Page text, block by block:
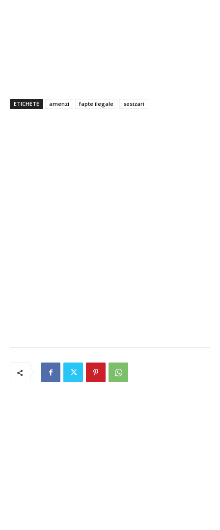
ETICHETE amenzi fapte ilegale sesizari